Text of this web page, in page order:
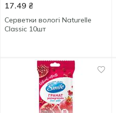
17.49 ₴
Серветки вологі Naturelle
Classic 10шт